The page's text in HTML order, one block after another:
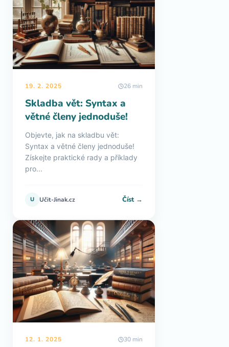
19. 2. 2025 26 min
Skladba vět: Syntax a
větné členy jednoduše!
Objevte, jak na skladbu vět:
Syntax a větné členy jednoduše!
Získejte praktické rady a příklady
pro...
U Učit-Jinak.cz Číst →
12. 1. 2025 30 min